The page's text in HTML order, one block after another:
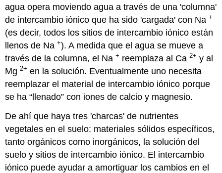
agua opera moviendo agua a través de una 'columna'
de intercambio iónico que ha sido 'cargada' con Na+
(es decir, todos los sitios de intercambio iónico están
llenos de Na+). A medida que el agua se mueve a
través de la columna, el Na+ reemplaza al Ca2+ y al
Mg2+ en la solución. Eventualmente uno necesita
reemplazar el material de intercambio iónico porque
se ha “llenado” con iones de calcio y magnesio.
De ahí que haya tres 'charcas' de nutrientes
vegetales en el suelo: materiales sólidos específicos,
tanto orgánicos como inorgánicos, la solución del
suelo y sitios de intercambio iónico. El intercambio
iónico puede ayudar a amortiguar los cambios en el